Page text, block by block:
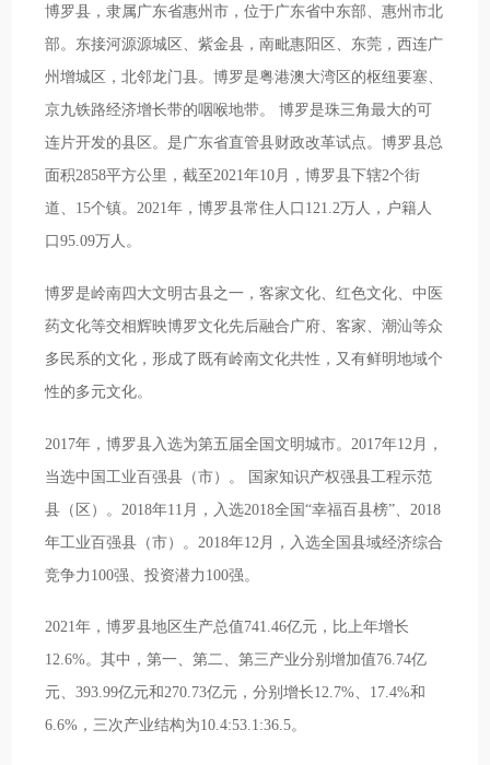
博罗县，隶属广东省惠州市，位于广东省中东部、惠州市北
部。东接河源源城区、紫金县，南毗惠阳区、东莞，西连广
州增城区，北邻龙门县。博罗是粤港澳大湾区的枢纽要塞、
京九铁路经济增长带的咽喉地带。 博罗是珠三角最大的可
连片开发的县区。是广东省直管县财政改革试点。博罗县总
面积2858平方公里，截至2021年10月，博罗县下辖2个街
道、15个镇。2021年，博罗县常住人口121.2万人，户籍人
口95.09万人。
博罗是岭南四大文明古县之一，客家文化、红色文化、中医
药文化等交相辉映博罗文化先后融合广府、客家、潮汕等众
多民系的文化，形成了既有岭南文化共性，又有鲜明地域个
性的多元文化。
2017年，博罗县入选为第五届全国文明城市。2017年12月，
当选中国工业百强县（市）。 国家知识产权强县工程示范
县（区）。2018年11月，入选2018全国“幸福百县榜”、2018
年工业百强县（市）。2018年12月，入选全国县域经济综合
竞争力100强、投资潜力100强。
2021年，博罗县地区生产总值741.46亿元，比上年增长
12.6%。其中，第一、第二、第三产业分别增加值76.74亿
元、393.99亿元和270.73亿元，分别增长12.7%、17.4%和
6.6%，三次产业结构为10.4:53.1:36.5。